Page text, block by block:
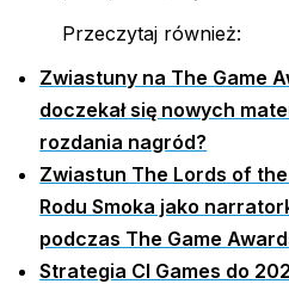
Przeczytaj również:
Zwiastuny na The Game
doczekał się nowych
rozdania nagród?
Zwiastun The Lords of
Rodu Smoka jako
podczas The Game
Strategia CI Games do